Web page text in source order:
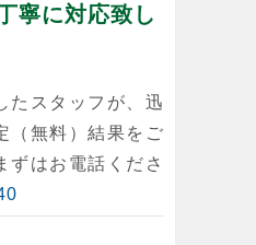
寧に対応致し
たスタッフが、迅
（無料）結果をご
ずはお電話くださ